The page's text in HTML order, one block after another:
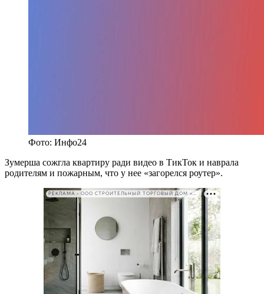
Фото: Инфо24
Зумерша сожгла квартиру ради видео в ТикТок и наврала
родителям и пожарным, что у нее «загорелся роутер».
РЕКЛАМА • ООО СТРОИТЕЛЬНЫЙ ТОРГОВЫЙ ДОМ «ПЕТРОВИЧ». ИНН: 7802348846